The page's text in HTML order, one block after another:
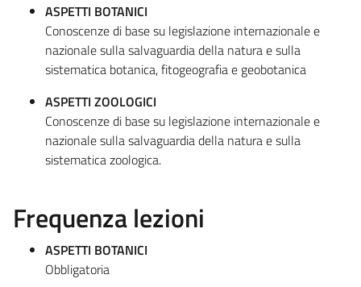
ASPETTI BOTANICI
Conoscenze di base su legislazione internazionale e
nazionale sulla salvaguardia della natura e sulla
sistematica botanica, fitogeografia e geobotanica
ASPETTI ZOOLOGICI
Conoscenze di base su legislazione internazionale e
nazionale sulla salvaguardia della natura e sulla
sistematica zoologica.
Frequenza lezioni
ASPETTI BOTANICI
Obbligatoria